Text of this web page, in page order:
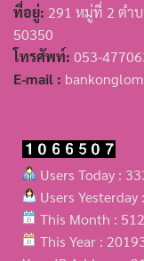
ที่อยู่: 291 หมู่ที่ 2 ตำบ
50350
โทรศัพท์: 053-
E-mail :
Users Today :
Users Yesterday
This Month :
This Year :